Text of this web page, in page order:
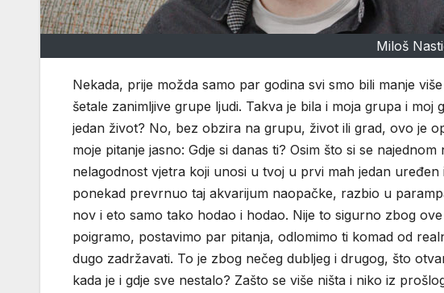
Miloš
Nekada, prije možda samo par godina svi smo bili manje
šetale zanimljive grupe ljudi. Takva je bila i moja grupa i moj
jedan život? No, bez obzira na grupu, život ili grad, ovo je
moje pitanje jasno: Gdje si danas ti? Osim što si se
nelagodnost vjetra koji unosi u tvoj u prvi mah jedan
ponekad prevrnuo taj akvarijum naopačke, razbio u
nov i eto samo tako hodao i hodao. Nije to sigurno zbog
poigramo, postavimo par pitanja, odlomimo ti komad od
dugo zadržavati. To je zbog nečeg dubljeg i drugog, što
kada je i gdje sve nestalo? Zašto se više ništa i niko iz